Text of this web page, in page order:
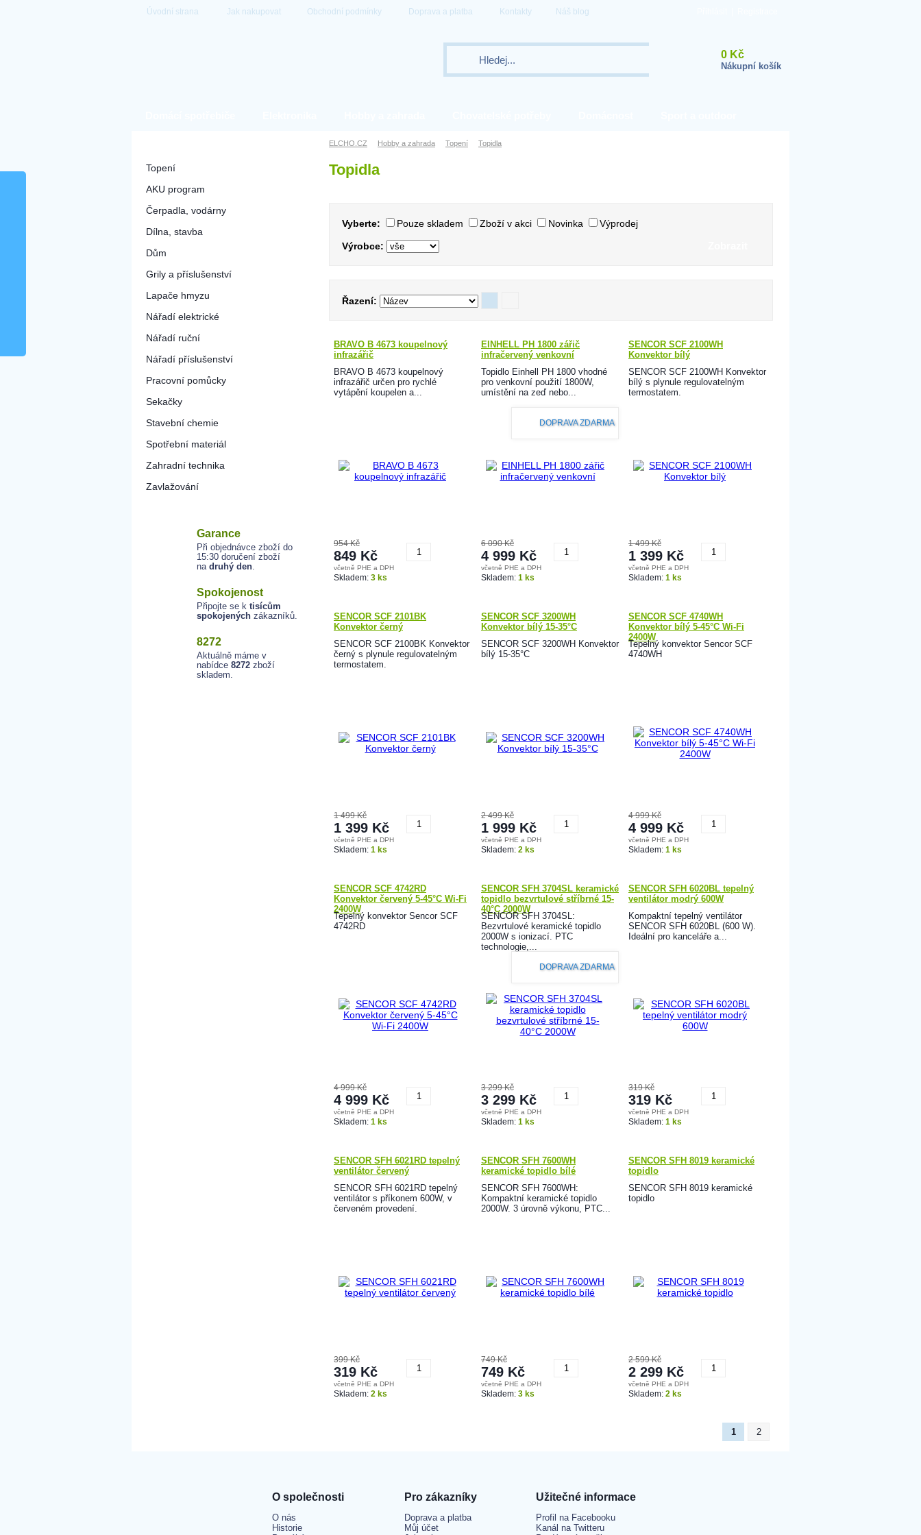
Úvodní strana Jak nakupovat Obchodní podmínky Doprava a platba Kontakty Náš blog
0 Kč
Nákupní košík
Topení
AKU program
Čerpadla, vodárny
Dílna, stavba
Dům
Grily a příslušenství
Lapače hmyzu
Nářadí elektrické
Nářadí ruční
Nářadí příslušenství
Pracovní pomůcky
Sekačky
Stavební chemie
Spotřební materiál
Zahradní technika
Zavlažování
Garance
Při objednávce zboží do
15:30 doručení zboží
na druhý den.
Spokojenost
Připojte se k tisícům
spokojených zákazníků.
8272
Aktuálně máme v
nabídce 8272 zboží
skladem.
ELCHO.CZ Hobby a zahrada Topení Topidla
Topidla
Vyberte: Pouze skladem Zboží v akci Novinka Výprodej
Výrobce:
Řazení:
BRAVO B 4673 koupelnový
infrazářič
BRAVO B 4673 koupelnový
infrazářič určen pro rychlé
vytápění koupelen a...
954 Kč
849 Kč
včetně PHE a DPH
Skladem: 3 ks
EINHELL PH 1800 zářič
infračervený venkovní
Topidlo Einhell PH 1800 vhodné
pro venkovní použití 1800W,
umístění na zeď nebo...
DOPRAVA ZDARMA
6 090 Kč
4 999 Kč
včetně PHE a DPH
Skladem: 1 ks
SENCOR SCF 2100WH
Konvektor bílý
SENCOR SCF 2100WH Konvektor
bílý s plynule regulovatelným
termostatem.
1 499 Kč
1 399 Kč
včetně PHE a DPH
Skladem: 1 ks
SENCOR SCF 2101BK
Konvektor černý
SENCOR SCF 2100BK Konvektor
černý s plynule regulovatelným
termostatem.
1 499 Kč
1 399 Kč
včetně PHE a DPH
Skladem: 1 ks
SENCOR SCF 3200WH
Konvektor bílý 15-35°C
SENCOR SCF 3200WH Konvektor
bílý 15-35°C
2 499 Kč
1 999 Kč
včetně PHE a DPH
Skladem: 2 ks
SENCOR SCF 4740WH
Konvektor bílý 5-45°C Wi-Fi
2400W
Tepelný konvektor Sencor SCF
4740WH
4 999 Kč
4 999 Kč
včetně PHE a DPH
Skladem: 1 ks
SENCOR SCF 4742RD
Konvektor červený 5-45°C Wi-Fi
2400W
Tepelný konvektor Sencor SCF
4742RD
4 999 Kč
4 999 Kč
včetně PHE a DPH
Skladem: 1 ks
SENCOR SFH 3704SL keramické
topidlo bezvrtulové stříbrné 15-
40°C 2000W
SENCOR SFH 3704SL:
Bezvrtulové keramické topidlo
2000W s ionizací. PTC
technologie,...
DOPRAVA ZDARMA
3 299 Kč
3 299 Kč
včetně PHE a DPH
Skladem: 1 ks
SENCOR SFH 6020BL tepelný
ventilátor modrý 600W
Kompaktní tepelný ventilátor
SENCOR SFH 6020BL (600 W).
Ideální pro kanceláře a...
319 Kč
319 Kč
včetně PHE a DPH
Skladem: 1 ks
SENCOR SFH 6021RD tepelný
ventilátor červený
SENCOR SFH 6021RD tepelný
ventilátor s příkonem 600W, v
červeném provedení.
399 Kč
319 Kč
včetně PHE a DPH
Skladem: 2 ks
SENCOR SFH 7600WH
keramické topidlo bílé
SENCOR SFH 7600WH:
Kompaktní keramické topidlo
2000W. 3 úrovně výkonu, PTC...
749 Kč
749 Kč
včetně PHE a DPH
Skladem: 3 ks
SENCOR SFH 8019 keramické
topidlo
SENCOR SFH 8019 keramické
topidlo
2 599 Kč
2 299 Kč
včetně PHE a DPH
Skladem: 2 ks
1 2
O společnosti
O nás
Historie
Pro zákazníky
Doprava a platba
Můj účet
Užitečné informace
Profil na Facebooku
Kanál na Twitteru